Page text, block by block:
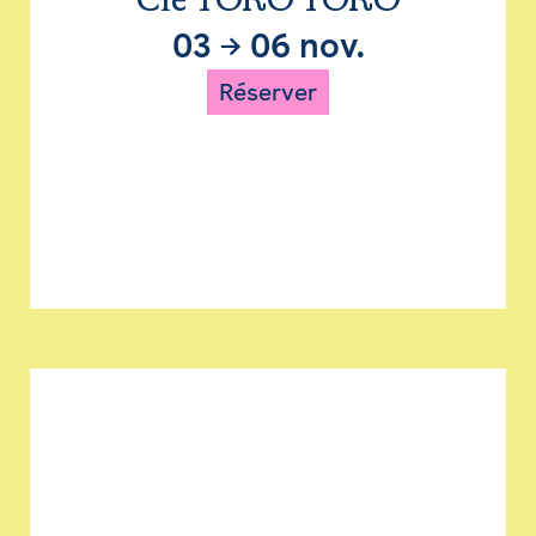
03 → 06 nov.
Réserver